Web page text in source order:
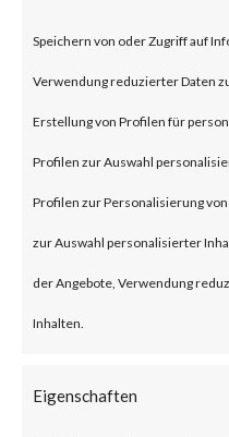
Speichern von oder Zugriff auf
Verwendung reduzierter Daten
Erstellung von Profilen für
Profilen zur Auswahl
Profilen zur Personalisierung
zur Auswahl personalisierter
der Angebote, Verwendung
Inhalten.
Eigenschaften
together may